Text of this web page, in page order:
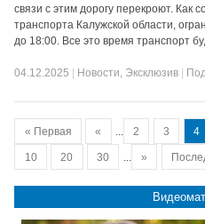
связи с этим дорогу перекроют. Как
транспорта Калужской области,
до 18:00. Все это время транспорт
04.12.2025 Новости, Эксклюзив
« Первая « 2 3 4
10 20 30 »